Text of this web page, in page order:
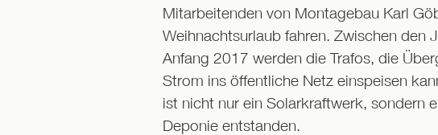
Mitarbeitenden von Montagebau Karl
Weihnachtsurlaub fahren. Zwischen den
Anfang 2017 werden die Trafos, die
Strom ins öffentliche Netz einspeisen
ist nicht nur ein Solarkraftwerk, sondern
Deponie entstanden.